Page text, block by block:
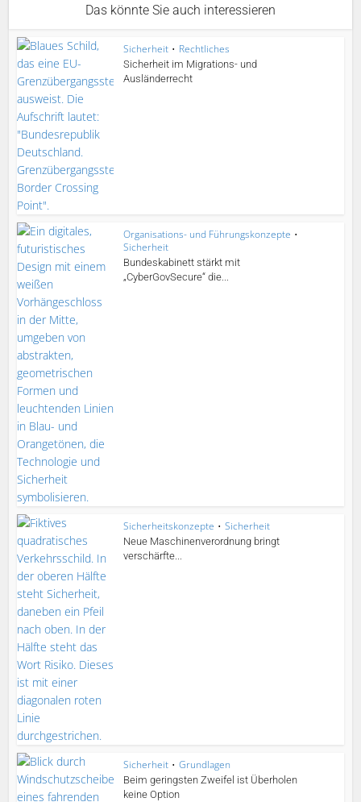
Das könnte Sie auch interessieren
Sicherheit • Rechtliches
Sicherheit im Migrations- und
Ausländerrecht
Organisations- und Führungskonzepte •
Sicherheit
Bundeskabinett stärkt mit
„CyberGovSecure“ die...
Sicherheitskonzepte • Sicherheit
Neue Maschinenverordnung bringt
verschärfte...
Sicherheit • Grundlagen
Beim geringsten Zweifel ist Überholen
keine Option